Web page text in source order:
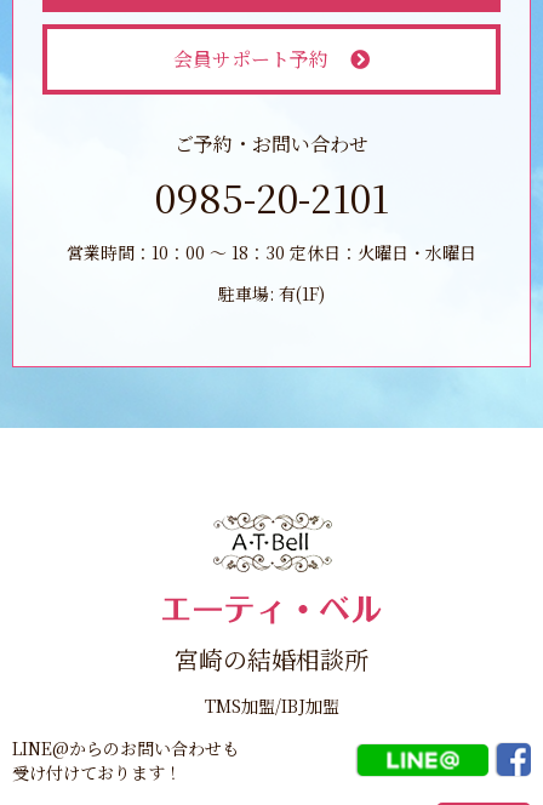
会員サポート予約
ご予約・お問い合わせ
0985-20-2101
営業時間：10：00 ～ 18：30 定休日：火曜日・水曜日
駐車場: 有(1F)
宮崎の結婚相談所
TMS加盟/IBJ加盟
LINE@からのお問い合わせも
受け付けております！